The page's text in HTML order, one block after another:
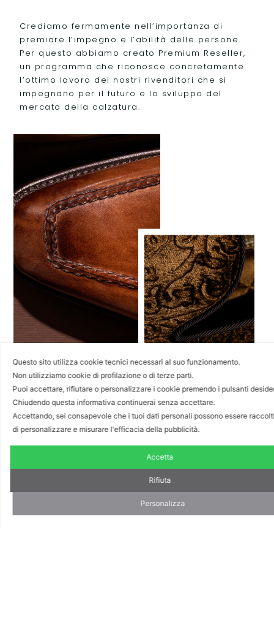
Crediamo fermamente nell’importanza di
premiare l’impegno e l’abilità delle persone.
Per questo abbiamo creato Premium Reseller,
un programma che riconosce concretamente
l’ottimo lavoro dei nostri rivenditori che si
impegnano per il futuro e lo sviluppo del
mercato della calzatura.
Seguendo la nostra natura artigiana, Premium
Reseller non è un semplice club ma un mondo di
vantaggi concreti, da toccare con mano e da
utilizzare come strumenti preziosi per fare
sempre meglio il proprio lavoro.
Questo sito utilizza cookie tecnici necessari al suo funzionamento.
Non utilizziamo cookie di profilazione o di terze parti.
Puoi accettare, rifiutare o personalizzare i cookie premendo i pulsanti
Chiudendo questa informativa continuerai senza accettare.
Accettando, sei consapevole che i tuoi dati personali possono essere
di personalizzare e misurare l'efficacia della pubblicità.
Accetta
Rifiuta
Personalizza